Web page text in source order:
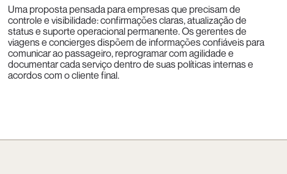
Uma proposta pensada para empresas que precisam de
controle e visibilidade: confirmações claras, atualização de
status e suporte operacional permanente. Os gerentes de
viagens e concierges dispõem de informações confiáveis para
comunicar ao passageiro, reprogramar com agilidade e
documentar cada serviço dentro de suas políticas internas e
acordos com o cliente final.